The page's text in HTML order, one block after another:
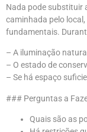
Nada pode substituir
caminhada pelo
fundamentais.
– A iluminação
– O estado de
– Se há espaço
### Perguntas a
Quais são as